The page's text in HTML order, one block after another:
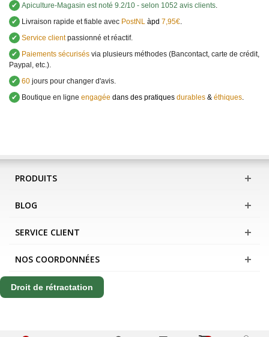
✔ Apiculture-Magasin est noté 9.2/10 - selon 1052 avis clients
✔
Livraison rapide et fiable avec PostNL àpd 7,95€
✔ Service clientpassionné et réactif.
✔
Paiements sécurisés via plusieurs méthodes (Bancontact, carte de crédit,
Paypal, etc.).
✔ 60 jours pour changer d'avis.
✔
Boutique en ligne engagée dans des pratiques durables & éthiques
PRODUITS
BLOG
SERVICE CLIENT
NOS COORDONNÉES
Droit de rétractation